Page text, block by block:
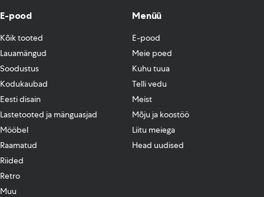
E-pood
Kõik tooted
Lauamängud
Soodustus
Kodukaubad
Eesti disain
Lastetooted ja mänguasjad
Mööbel
Raamatud
Riided
Retro
Muu
Menüü
E-pood
Meie poed
Kuhu tuua
Telli vedu
Meist
Mõju ja koostöö
Liitu meiega
Head uudised